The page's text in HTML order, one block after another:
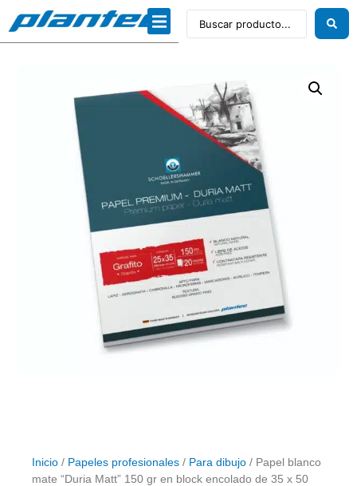
Inicio / Papeles profesionales / Para dibujo / Papel blanco
mate “Duria Matt” 150 gr en block encolado de 35 x 50